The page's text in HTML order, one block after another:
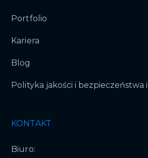
Portfolio
Kariera
Blog
Polityka jakości i bezpieczeństwa
KONTAKT
Biuro: